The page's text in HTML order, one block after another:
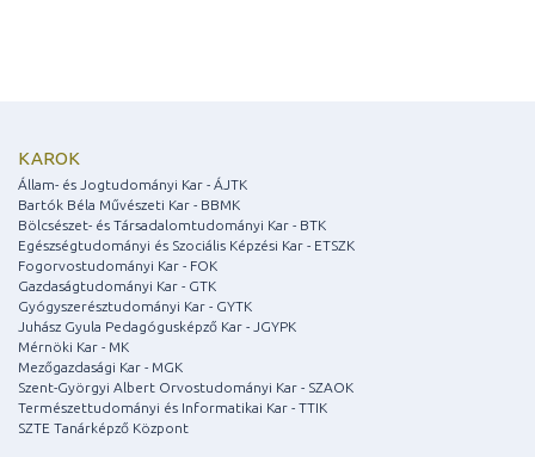
KAROK
Állam- és Jogtudományi Kar - ÁJTK
Bartók Béla Művészeti Kar - BBMK
Bölcsészet- és Társadalomtudományi Kar - BTK
Egészségtudományi és Szociális Képzési Kar - ETSZK
Fogorvostudományi Kar - FOK
Gazdaságtudományi Kar - GTK
Gyógyszerésztudományi Kar - GYTK
Juhász Gyula Pedagógusképző Kar - JGYPK
Mérnöki Kar - MK
Mezőgazdasági Kar - MGK
Szent-Györgyi Albert Orvostudományi Kar - SZAOK
Természettudományi és Informatikai Kar - TTIK
SZTE Tanárképző Központ